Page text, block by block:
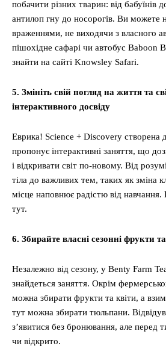
побачити різних тварин: від бабуїнів
антилоп гну до носорогів. Ви можете
враженнями, не виходячи з власного
пішохідне сафарі чи автобус Baboon
знайти на сайті Knowsley Safari.
5. Змініть свій погляд на життя та
інтерактивного досвіду
Еврика! Science + Discovery створена
пропонує інтерактивні заняття, що
і відкривати світ по-новому. Від
тіла до важливих тем, таких як зміна
місце наповнює радістю від
тут.
6. Збирайте власні сезонні фрукти
Незалежно від сезону, у Benty Farm
знайдеться заняття. Окрім
можна збирати фрукти та квіти, а
тут можна збирати тюльпани.
з’явитися без бронювання, але перед
чи відкрито.